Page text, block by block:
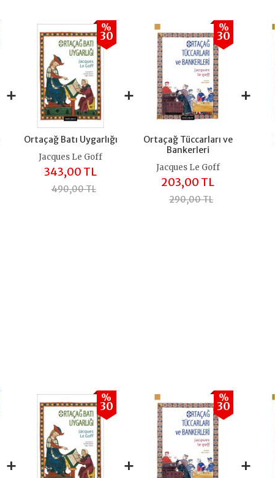
+
Ortaçağ Batı Uygarlığı
%
30
Jacques Le Goff
343,00 TL
490,00 TL
+
Ortaçağ Tüccarları ve
Bankerleri
%
30
Jacques Le Goff
203,00 TL
290,00 TL
+
+
%
30
+
%
30
+